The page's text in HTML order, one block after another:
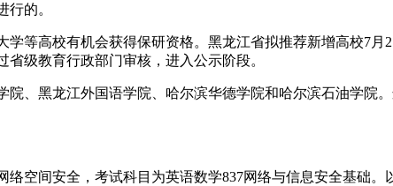
的。
等高校有机会获得保研资格。黑龙江省拟推荐新增高校7
级教育行政部门审核，进入公示阶段。
、黑龙江外国语学院、哈尔滨华德学院和哈尔滨石油学院
空间安全，考试科目为英语数学837网络与信息安全基础